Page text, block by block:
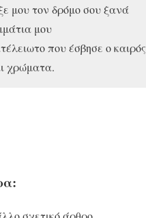
μου τον δρόμο σου ξανά
μου
που έσβησε ο καιρός
χρώματα.